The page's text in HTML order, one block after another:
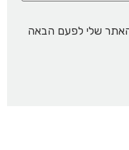
שלי לפעם הבאה